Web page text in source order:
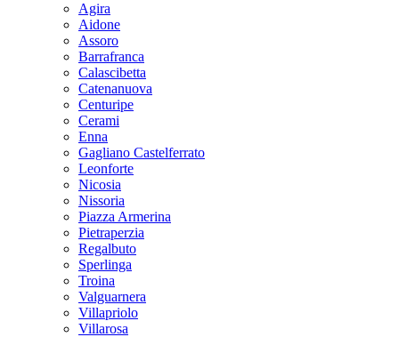
Agira
Aidone
Assoro
Barrafranca
Calascibetta
Catenanuova
Centuripe
Cerami
Enna
Gagliano Castelferrato
Leonforte
Nicosia
Nissoria
Piazza Armerina
Pietraperzia
Regalbuto
Sperlinga
Troina
Valguarnera
Villapriolo
Villarosa